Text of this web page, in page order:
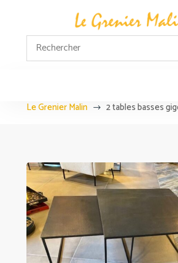
Le Grenier Malin $ 2 tables basses